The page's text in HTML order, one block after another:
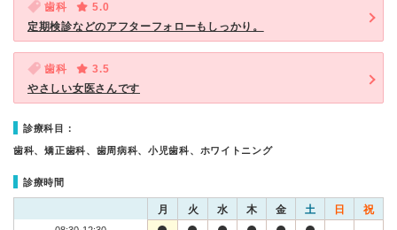
歯科
5.0
定期検診などのアフターフォローもしっかり。
歯科
3.5
やさしい女医さんです
診療科目：
歯科、矯正歯科、歯周病科、小児歯科、ホワイトニング
診療時間
月 火 水 木 金 土 日 祝